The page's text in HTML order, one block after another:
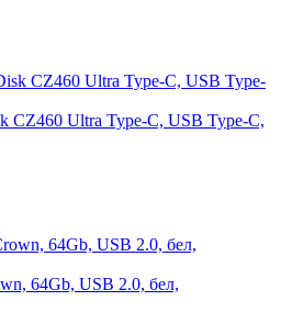
CZ460 Ultra Type-C, USB Type-C,
64Gb, USB 2.0, бел,